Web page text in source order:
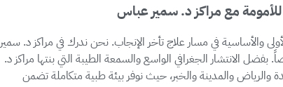
مع مراكز د. سمير عباس
والأساسية في مسار علاج تأخر الإنجاب. نحن ندرك في مراكز د. سمير
الانتشار الجغرافي الواسع والسمعة الطيبة التي بنتها مراكز د.
والمدينة والخبر، حيث نوفر بيئة طبية متكاملة تضمن